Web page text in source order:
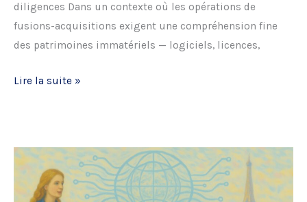
diligences Dans un contexte où les opérations de
fusions-acquisitions exigent une compréhension fine
des patrimoines immatériels — logiciels, licences,
Matinale
dans
les
opérations
Lire la suite »